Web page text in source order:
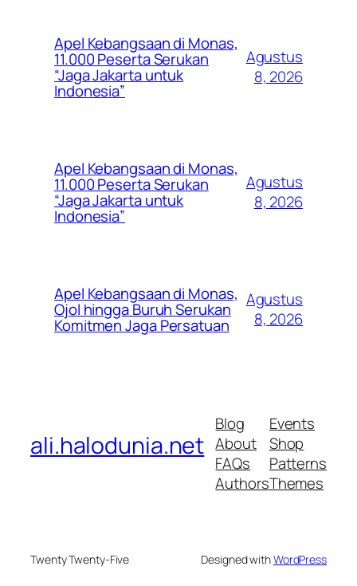
Apel Kebangsaan di Monas,
11.000 Peserta Serukan
“Jaga Jakarta untuk
Indonesia”
Agustus
8, 2026
Apel Kebangsaan di Monas,
11.000 Peserta Serukan
“Jaga Jakarta untuk
Indonesia”
Agustus
8, 2026
Apel Kebangsaan di Monas,
Ojol hingga Buruh Serukan
Komitmen Jaga Persatuan
Agustus
8, 2026
ali.halodunia.net
Blog
About
FAQs
Authors
Events
Shop
Patterns
Themes
Twenty Twenty-Five Designed withWordPress